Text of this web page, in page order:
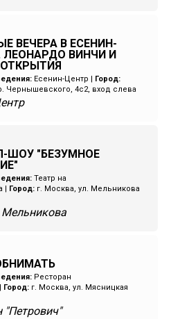
ВЕЧЕРА В ЕСЕНИН-
ЛЕОНАРДО ВИНЧИ И
Есенин-Центр
Город:
Чернышевского, 4с2, вход слева
ШОУ "БЕЗУМНОЕ
Театр на
Город: г. Москва, ул. Мельникова
Мельникова
Ресторан
Город: г. Москва, ул. Мясницкая
"Петрович"